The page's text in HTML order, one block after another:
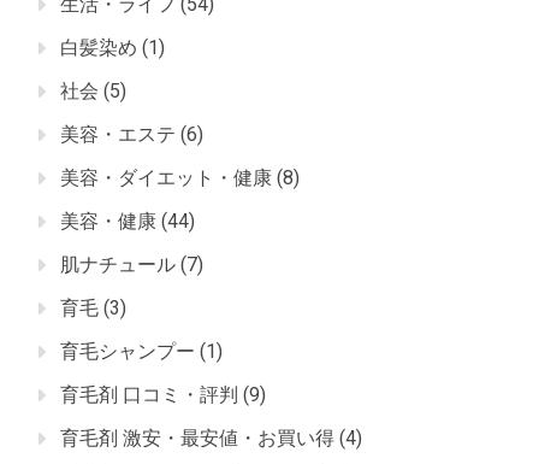
白髪染め (1)
社会 (5)
美容・エステ (6)
美容・ダイエット・健康 (8)
美容・健康 (44)
肌ナチュール (7)
育毛 (3)
育毛シャンプー (1)
育毛剤 口コミ・評判 (9)
育毛剤 激安・最安値・お買い得 (4)